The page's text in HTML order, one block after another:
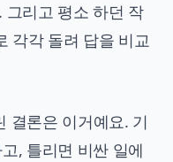
그리고 평소 하던 작
각각 돌려 답을 비교
결론은 이거예요. 기
, 틀리면 비싼 일에